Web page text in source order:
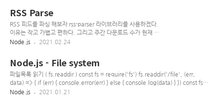
수 있다. ... ... v-select 를 v-autocomplete로만 변경해주면
완료 위와 같이 검색도 되는 select 컴포넌트로 개선 가능하다.
여담 직접 만들기 전에 제공되는 api, 컴포넌트를 조회 후, 라이
브러리를 찾아보고, 그리고 없으면 구현하는게 좋다. 거인의 어
RSS Parse
RSS 피드를 파싱 해보자 rss-parser 라이브러리를 사용하겠다.
이유는 작고 가볍고 편하다. 그리고 주간 다운로드 수가 현재 17
만을 육박한다.(등록일 기준)
www.npmjs.com node v14.15.0 환경에서 실시 1. 설치
npm install --save rss-parser 2. 사용 샘플로 연합뉴스의 최신
피드를 파싱할 예정, 최대한 샘플 코드를 따라해보았다. (샘플주
소: www.yonhapnewstv.co.kr/browse/feed/) import
Node.js 2021.02.24
Node.js - File system
파일목록 읽기 ( fs.readdir ) const fs = require('fs') fs.readdir('/file', (err,
data) => { if (err) { console.error(err) } else { console.log(data) } }) const fs =
require('fs') - fs 모듈 사용 readdir(path[, options], callback) - 비동기로 디렉토
Node.js 2021.01.21